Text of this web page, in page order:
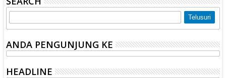
ANDA PENGUNJUNG KE
HEADLINE